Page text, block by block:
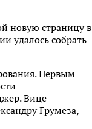
новую страницу в
удалось собрать
Первым
Вице-
Грумеза,